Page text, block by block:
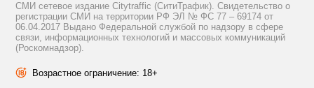
СМИ сетевое издание Citytraffic (СитиТрафик). Свидетельство о
регистрации СМИ на территории РФ ЭЛ № ФС 77 – 69174 от
06.04.2017 Выдано Федеральной службой по надзору в сфере
связи, информационных технологий и массовых коммуникаций
(Роскомнадзор).
Возрастное ограничение: 18+